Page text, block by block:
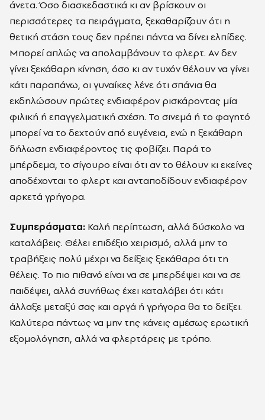
άνετα. Όσο διασκεδαστικά κι αν βρίσκουν οι
περισσότερες τα πειράγματα, ξεκαθαρίζουν ότι η
θετική στάση τους δεν πρέπει πάντα να δίνει ελπίδες.
Μπορεί απλώς να απολαμβάνουν το φλερτ. Αν δεν
γίνει ξεκάθαρη κίνηση, όσο κι αν τυχόν θέλουν να γίνει
κάτι παραπάνω, οι γυναίκες λένε ότι σπάνια θα
εκδηλώσουν πρώτες ενδιαφέρον ρισκάροντας μία
φιλική ή επαγγελματική σχέση. Το σινεμά ή το φαγητό
μπορεί να το δεχτούν από ευγένεια, ενώ η ξεκάθαρη
δήλωση ενδιαφέροντος τις φοβίζει. Παρά το
μπέρδεμα, το σίγουρο είναι ότι αν το θέλουν κι εκείνες
αποδέχονται το φλερτ και ανταποδίδουν ενδιαφέρον
αρκετά γρήγορα.
Συμπεράσματα: Καλή περίπτωση, αλλά δύσκολο να
καταλάβεις. Θέλει επιδέξιο χειρισμό, αλλά μην το
τραβήξεις πολύ μέχρι να δείξεις ξεκάθαρα ότι τη
θέλεις. Το πιο πιθανό είναι να σε μπερδέψει και να σε
παιδέψει, αλλά συνήθως έχει καταλάβει ότι κάτι
άλλαξε μεταξύ σας και αργά ή γρήγορα θα το δείξει.
Καλύτερα πάντως να μην της κάνεις αμέσως ερωτική
εξομολόγηση, αλλά να φλερτάρεις με τρόπο.